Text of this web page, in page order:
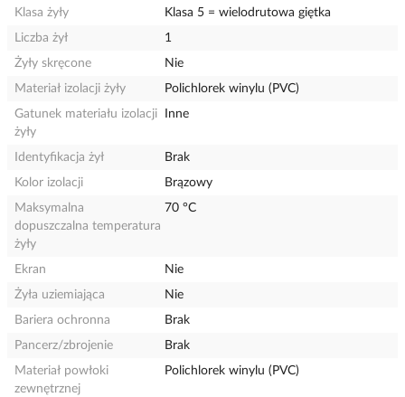
Klasa żyły
Klasa 5 = wielodrutowa giętka
Liczba żył
1
Żyły skręcone
Nie
Materiał izolacji żyły
Polichlorek winylu (PVC)
Gatunek materiału izolacji
żyły
Inne
Identyfikacja żył
Brak
Kolor izolacji
Brązowy
Maksymalna
dopuszczalna temperatura
żyły
70 °C
Ekran
Nie
Żyła uziemiająca
Nie
Bariera ochronna
Brak
Pancerz/zbrojenie
Brak
Materiał powłoki
zewnętrznej
Polichlorek winylu (PVC)